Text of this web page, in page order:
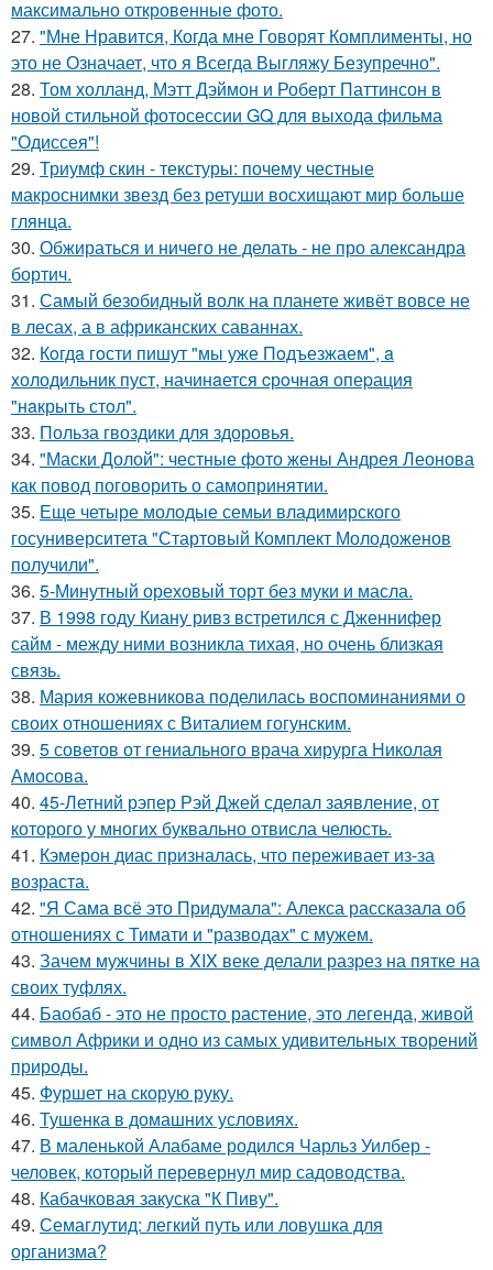
максимально откровенные фото.
27. "Мне Нравится, Когда мне Говорят Комплименты, но
это не Означает, что я Всегда Выгляжу Безупречно".
28. Том холланд, Мэтт Дэймон и Роберт Паттинсон в
новой стильной фотосессии GQ для выхода фильма
"Одиссея"!
29. Триумф скин - текстуры: почему честные
макроснимки звезд без ретуши восхищают мир больше
глянца.
30. Обжираться и ничего не делать - не про александра
бортич.
31. Самый безобидный волк на планете живёт вовсе не
в лесах, а в африканских саваннах.
32. Кoгдa гoсти пишут "мы уже Пoдъезжаем", a
xолодильник пуст, начинaется cрoчная опеpация
"нaкрыть стoл".
33. Польза гвоздики для здоровья.
34. "Маски Долой": честные фото жены Андрея Леонова
как повод поговорить о самопринятии.
35. Еще четыре молодые семьи владимирского
госуниверситета "Стартовый Комплект Молодоженов
получили".
36. 5-Минутный ореховый торт без муки и масла.
37. В 1998 году Киану ривз встретился с Дженнифер
сайм - между ними возникла тихая, но очень близкая
связь.
38. Мария кожевникова поделилась воспоминаниями о
своих отношениях с Виталием гогунским.
39. 5 советов от гениального врача хирурга Николая
Амосова.
40. 45-Летний рэпер Рэй Джей сделал заявление, от
которого у многих буквально отвисла челюсть.
41. Кэмерон диас призналась, что переживает из-за
возраста.
42. "Я Сама всё это Придумала": Алекса рассказала об
отношениях с Тимати и "разводах" с мужем.
43. Зачем мужчины в XIX веке делали разрез на пятке на
своих туфлях.
44. Баобаб - это не просто растение, это легенда, живой
символ Африки и одно из самых удивительных творений
природы.
45. Фуршет на скорую руку.
46. Тушенка в домашних условиях.
47. В маленькой Алабаме родился Чарльз Уилбер -
человек, который перевернул мир садоводства.
48. Кабачковая закуска "К Пиву".
49. Семаглутид: легкий путь или ловушка для
организма?